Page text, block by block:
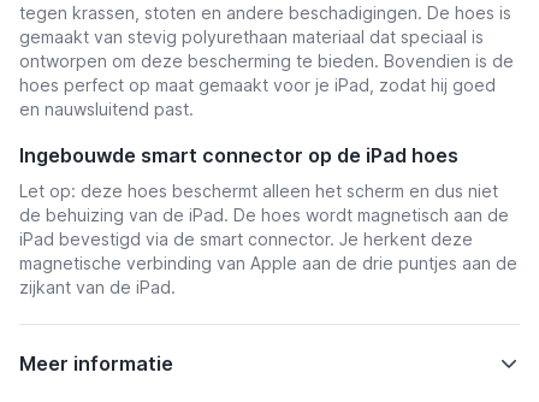
tegen krassen, stoten en andere beschadigingen. De hoes is
gemaakt van stevig polyurethaan materiaal dat speciaal is
ontworpen om deze bescherming te bieden. Bovendien is de
hoes perfect op maat gemaakt voor je iPad, zodat hij goed
en nauwsluitend past.
Ingebouwde smart connector op de iPad hoes
Let op: deze hoes beschermt alleen het scherm en dus niet
de behuizing van de iPad. De hoes wordt magnetisch aan de
iPad bevestigd via de smart connector. Je herkent deze
magnetische verbinding van Apple aan de drie puntjes aan de
zijkant van de iPad.
Meer informatie